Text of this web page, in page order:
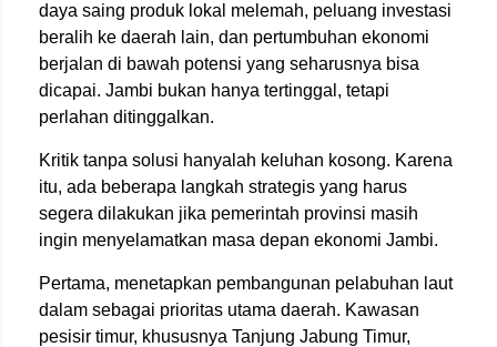
daya saing produk lokal melemah, peluang investasi
beralih ke daerah lain, dan pertumbuhan ekonomi
berjalan di bawah potensi yang seharusnya bisa
dicapai. Jambi bukan hanya tertinggal, tetapi
perlahan ditinggalkan.
Kritik tanpa solusi hanyalah keluhan kosong. Karena
itu, ada beberapa langkah strategis yang harus
segera dilakukan jika pemerintah provinsi masih
ingin menyelamatkan masa depan ekonomi Jambi.
Pertama, menetapkan pembangunan pelabuhan laut
dalam sebagai prioritas utama daerah. Kawasan
pesisir timur, khususnya Tanjung Jabung Timur,